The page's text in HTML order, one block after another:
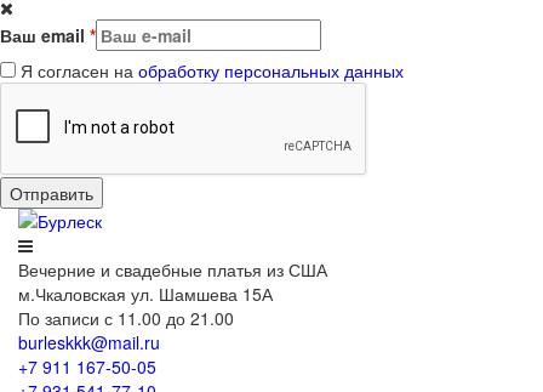
Ваш email *
Я согласен на обработку персональных данных
Вечерние и свадебные платья из США
м.Чкаловская ул. Шамшева 15А
По записи с 11.00 до 21.00
burleskkk@mail.ru
+7 911 167-50-05